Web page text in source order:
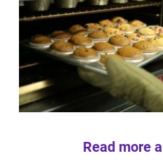
Read more